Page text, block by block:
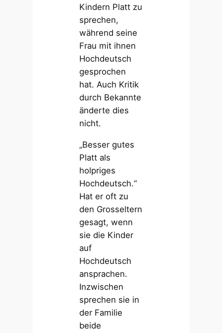
Kindern Platt zu
sprechen,
während seine
Frau mit ihnen
Hochdeutsch
gesprochen
hat. Auch Kritik
durch Bekannte
änderte dies
nicht.
„Besser gutes
Platt als
holpriges
Hochdeutsch.“
Hat er oft zu
den Grosseltern
gesagt, wenn
sie die Kinder
auf
Hochdeutsch
ansprachen.
Inzwischen
sprechen sie in
der Familie
beide